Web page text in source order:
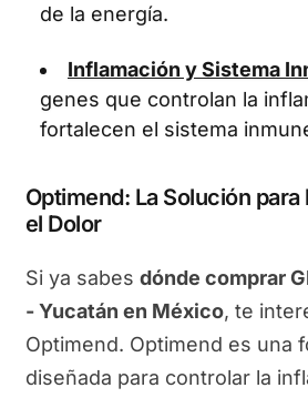
de la energía.
Inflamación y Sistema
genes que controlan la
fortalecen el sistema
Optimend: La Solución
el Dolor
Si ya sabes dónde comprar
- Yucatán en México, te
Optimend. Optimend es una
diseñada para controlar la